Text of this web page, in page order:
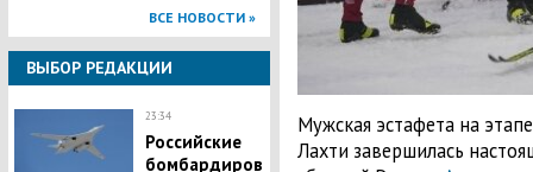
ВСЕ НОВОСТИ »
ВЫБОР РЕДАКЦИИ
23:34
Российские
бомбардиров
Мужская эстафета на
Лахти завершилась